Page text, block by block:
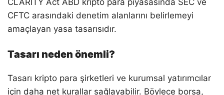
CFTC arasındaki denetim alanlarını belirlemeyi
amaçlayan yasa tasarısıdır.
Tasarı neden önemli?
Tasarı kripto para şirketleri ve kurumsal yatırımcılar
için daha net kurallar sağlayabilir. Böylece borsa,